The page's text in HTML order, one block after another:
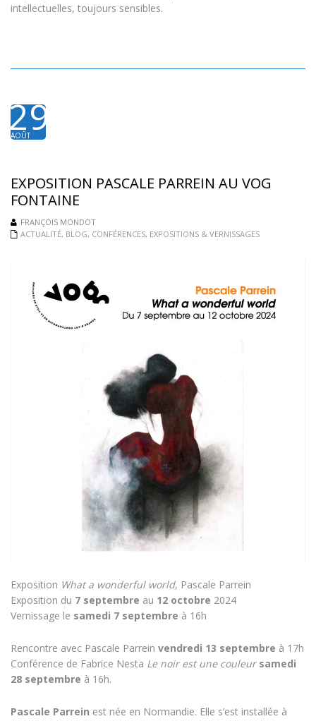
intellectuelles, toujours sensibles.
29
AOÛT
EXPOSITION PASCALE PARREIN AU VOG
FONTAINE
FRANÇOIS MONDOT
ACTUALITÉ, BLOG, CONFÉRENCES, EXPOSITIONS & VERNISSAGES
Exposition What a wonderful world, Pascale Parrein
Exposition du 7 septembre au 12 octobre 2024
Vernissage le samedi 7 septembre à 16h
Rencontre avec Pascale Parrein vendredi 13 septembre à 17h
Conférence de Fabrice Nesta Le noir est une couleur samedi
28 septembre à 16h.
Pascale Parrein est née en Normandie. Elle s’est installée à